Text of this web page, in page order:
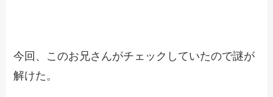
今回、このお兄さんがチェックしていたので謎が
解けた。